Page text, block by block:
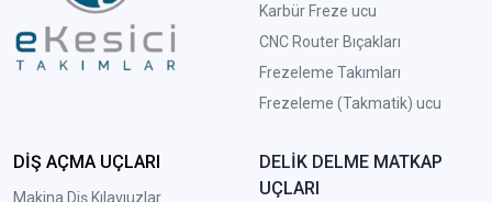
Karbür Freze ucu
CNC Router Bıçakları
Frezeleme Takımları
Frezeleme (Takmatik) ucu
DİŞ AÇMA UÇLARI
Makina Diş Kılavıuzlar
DELİK DELME MATKAP
UÇLARI